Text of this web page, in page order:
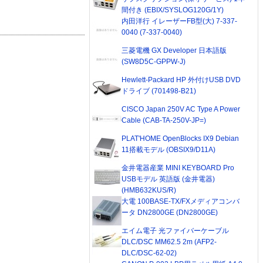
間付き (EBIX/SYSLOG120G/1Y)
内田洋行 イレーザーFB型(大) 7-337-
0040 (7-337-0040)
三菱電機 GX Developer 日本語版
(SW8D5C-GPPW-J)
Hewlett-Packard HP 外付けUSB DVD
ドライブ (701498-B21)
CISCO Japan 250V AC Type A Power
Cable (CAB-TA-250V-JP=)
PLAT'HOME OpenBlocks IX9 Debian
11搭載モデル (OBSIX9/D11A)
金井電器産業 MINI KEYBOARD Pro
USBモデル 英語版 (金井電器)
(HMB632KUS/R)
大電 100BASE-TX/FXメディアコンバ
ータ DN2800GE (DN2800GE)
エイム電子 光ファイバーケーブル
DLC/DSC MM62.5 2m (AFP2-
DLC/DSC-62-02)